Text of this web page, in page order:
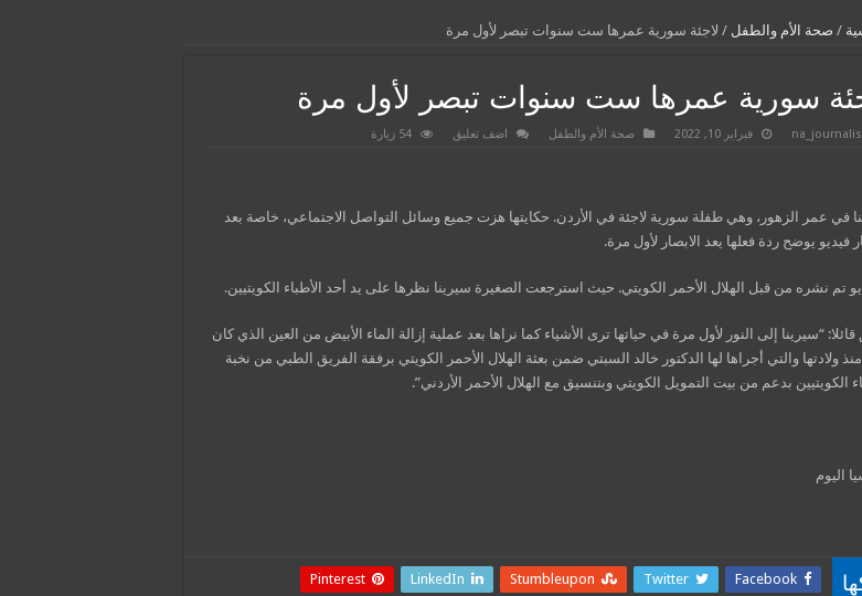
/ صحة الأم والطفل / لاجئة سورية عمرها ست سنوات تبصر لأول مرة
سورية عمرها ست سنوات تبصر لأول مرة
فبراير 10, 2022 صحة الأم والطفل اضف تعليق 54 زيارة
في عمر الزهور، وهي طفلة سورية لاجئة في الأردن. حكايتها هزت جميع وسائل التواصل الاجتماعي، خاصة بعد
فيديو يوضح ردة فعلها يعد الابصار لأول مرة.
تم نشره من قبل الهلال الأحمر الكويتي. حيث استرجعت الصغيرة سيرينا نظرها على يد أحد الأطباء الكويتيين.
“سيرينا إلى النور لأول مرة في حياتها ترى الأشياء كما نراها بعد عملية إزالة الماء الأبيض من العين الذي كان
ولادتها والتي أجراها لها الدكتور خالد السبتي ضمن بعثة الهلال الأحمر الكويتي برفقة الفريق الطبي من نخبة
الكويتيين بدعم من بيت التمويل الكويتي وبتنسيق مع الهلال الأحمر الأردني”.
اليوم
Facebook
Twitter
Stumbleupon
LinkedIn
Pinterest